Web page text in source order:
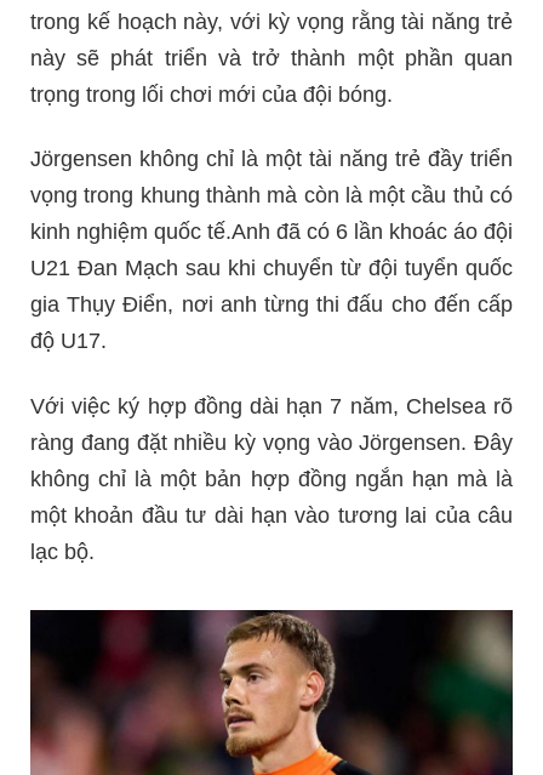
trong kế hoạch này, với kỳ vọng rằng tài năng trẻ
này sẽ phát triển và trở thành một phần quan
trọng trong lối chơi mới của đội bóng.
Jörgensen không chỉ là một tài năng trẻ đầy triển
vọng trong khung thành mà còn là một cầu thủ có
kinh nghiệm quốc tế.Anh đã có 6 lần khoác áo đội
U21 Đan Mạch sau khi chuyển từ đội tuyển quốc
gia Thụy Điển, nơi anh từng thi đấu cho đến cấp
độ U17.
Với việc ký hợp đồng dài hạn 7 năm, Chelsea rõ
ràng đang đặt nhiều kỳ vọng vào Jörgensen. Đây
không chỉ là một bản hợp đồng ngắn hạn mà là
một khoản đầu tư dài hạn vào tương lai của câu
lạc bộ.